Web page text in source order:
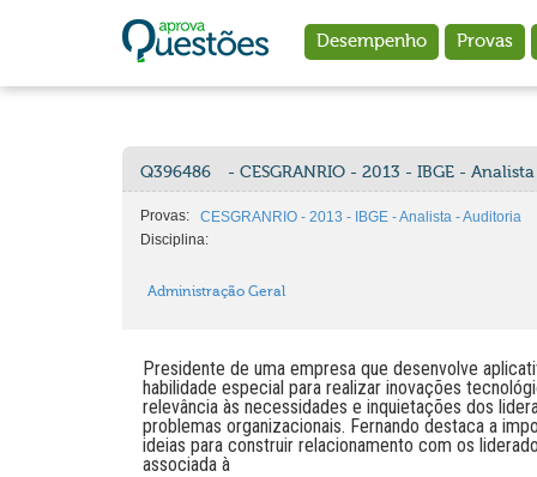
Desempenho Provas
Q396486 - CESGRANRIO - 2013 - IBGE -
Provas:
CESGRANRIO - 2013 - IBGE - Analista - Auditoria
Disciplina:
Administração Geral
Presidente de uma empresa que desenvolve
habilidade especial para realizar inovações
relevância às necessidades e inquietações dos
problemas organizacionais. Fernando destaca a
ideias para construir relacionamento com os
associada à